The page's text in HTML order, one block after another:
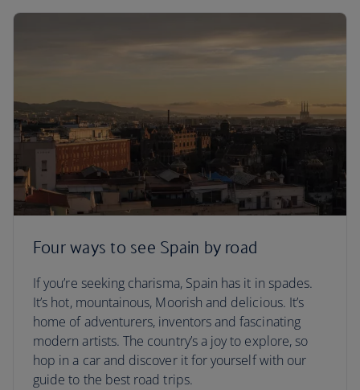
Four ways to see Spain by road
If you’re seeking charisma, Spain has it in spades.
It’s hot, mountainous, Moorish and delicious. It’s
home of adventurers, inventors and fascinating
modern artists. The country’s a joy to explore, so
hop in a car and discover it for yourself with our
guide to the best road trips.